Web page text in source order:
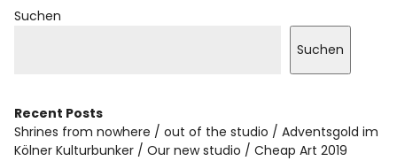
Suchen
Suchen
Recent Posts
Shrines from nowhere
out of the studio
Adventsgold im
Kölner Kulturbunker
Our new studio Cheap Art 2019